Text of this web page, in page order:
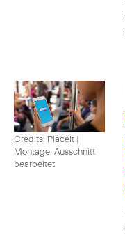
Credits: Placeit |
Montage, Ausschnitt
bearbeitet